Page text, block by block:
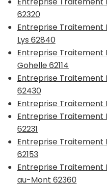
62320
Entreprise Traitement
Lys 62840
Entreprise Traitement
Gohelle 62114
Entreprise Traitement
62430
Entreprise Traitement
Entreprise Traitement
62231
Entreprise Traitement
62153
Entreprise Traitement
au-Mont 62360